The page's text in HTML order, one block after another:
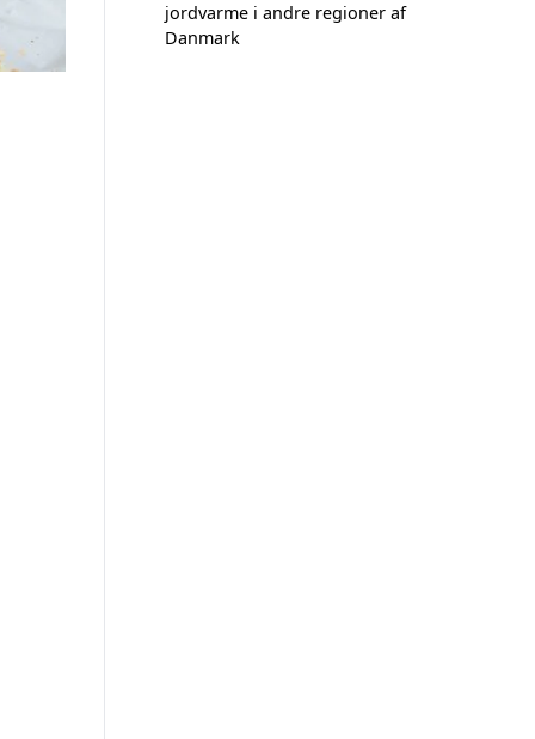
jordvarme i andre regioner af
Danmark